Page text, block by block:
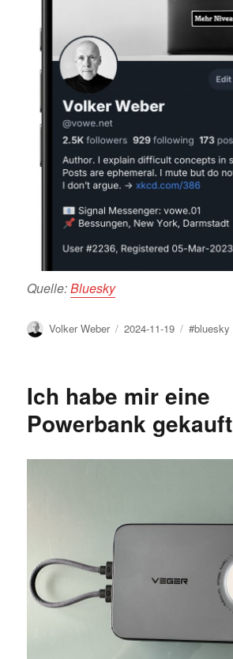
Quelle:Bluesky
Author
Volker Weber
Posted
2024-11-19 Tags
#bluesky
Ich habe mir eine
Powerbank gekauft